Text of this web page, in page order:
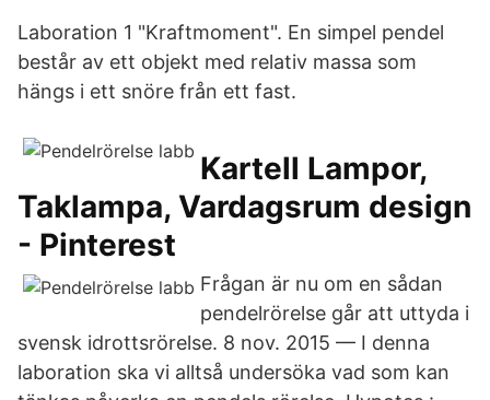
Laboration 1 "Kraftmoment". En simpel pendel
består av ett objekt med relativ massa som
hängs i ett snöre från ett fast.
Kartell Lampor,
Taklampa, Vardagsrum design
- Pinterest
Frågan är nu om en sådan
pendelrörelse går att uttyda i
svensk idrottsrörelse. 8 nov. 2015 — I denna
laboration ska vi alltså undersöka vad som kan